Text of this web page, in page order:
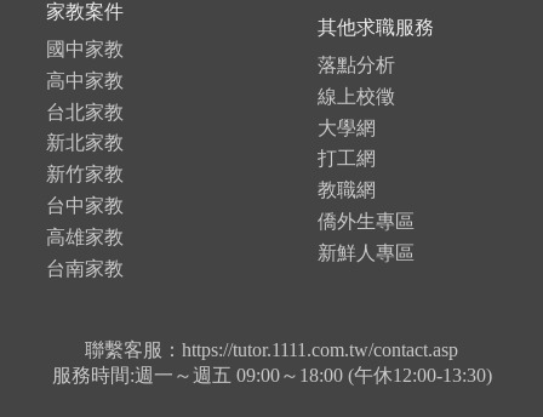
家教案件
國中家教
高中家教
台北家教
新北家教
新竹家教
台中家教
高雄家教
台南家教
其他求職服務
落點分析
線上校徵
大學網
打工網
教職網
僑外生專區
新鮮人專區
聯繫客服：https://tutor.1111.com.tw/contact.asp
服務時間:週一～週五 09:00～18:00 (午休12:00-13:30)